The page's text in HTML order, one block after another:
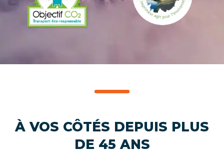
À VOS CÔTÉS DEPUIS PLUS
DE 45 ANS